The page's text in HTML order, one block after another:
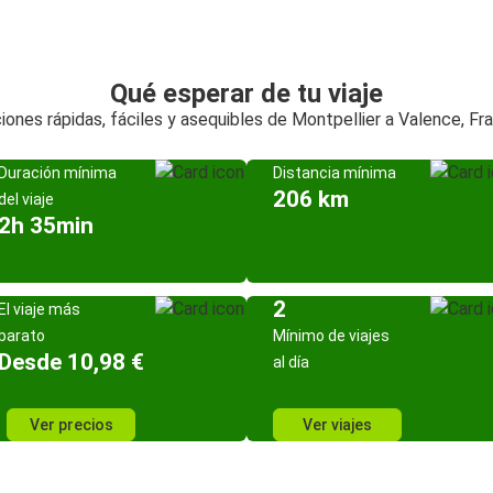
Qué esperar de tu viaje
rápidas, fáciles y asequibles de Montpellier a Valence,
mínima
viaje
35min
Distancia mínima
206 km
viaje más
10,98 €
Ver precios
2
Mínimo de viajes
al día
Ver viajes